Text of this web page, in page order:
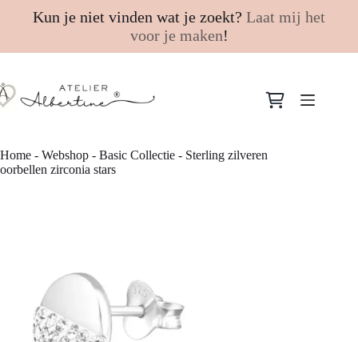
Kun je niet vinden wat je zoekt? Laat mij het
voor je maken!
naar
de
Winkelwagen
Home - Webshop - Basic Collectie - Sterling zilveren
oorbellen zirconia stars